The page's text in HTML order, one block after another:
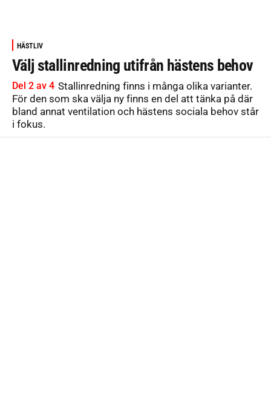
HÄSTLIV
Välj stallinredning utifrån hästens behov
Del 2 av 4 Stallinredning finns i många olika varianter.
För den som ska välja ny finns en del att tänka på där
bland annat ventilation och hästens sociala behov står
i fokus.